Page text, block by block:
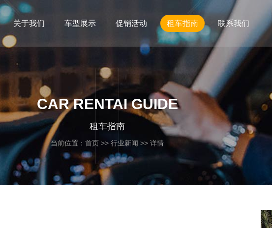
关于我们 车型展示 促销活动 租车指南 联系我们
CAR RENTAI GUIDE
租车指南
当前位置： 首页 >> 行业新闻 >> 详情